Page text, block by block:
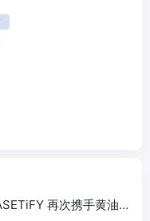
再次携手黄油小